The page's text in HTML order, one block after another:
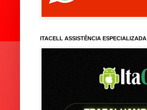
ITACELL ASSISTÊNCIA ESPECIALIZADA